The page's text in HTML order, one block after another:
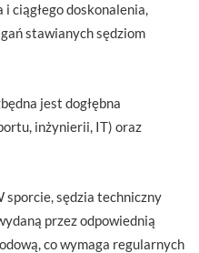
ciągłego doskonalenia,
stawianych sędziom
jest dogłębna
inżynierii, IT) oraz
sporcie, sędzia techniczny
przez odpowiednią
co wymaga regularnych